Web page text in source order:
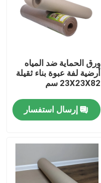
ورق الحماية ضد المياه
أرضية لفة عبوة بناء ثقيلة
23X23X82 سم
إرسال استفسار